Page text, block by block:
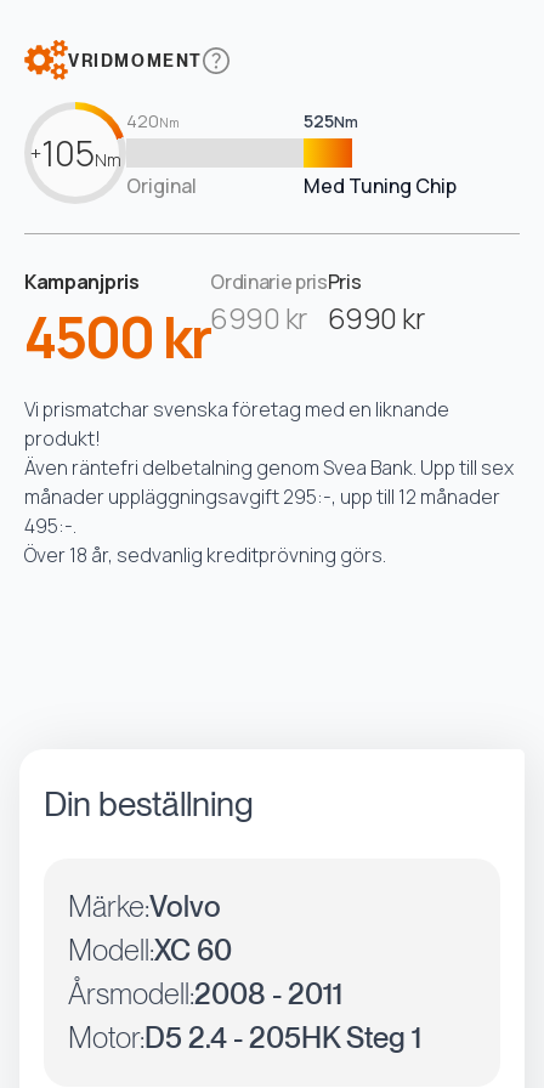
VRIDMOMENT
+105Nm
420Nm 525Nm
Original Med Tuning Chip
Kampanjpris
4500 kr
Ordinarie pris
6990 kr
Pris
6990 kr
Vi prismatchar svenska företag med en liknande
produkt!
Även räntefri delbetalning genom Svea Bank. Upp till sex
månader uppläggningsavgift 295:-, upp till 12 månader
495:-.
Över 18 år, sedvanlig kreditprövning görs.
Din beställning
Märke:Volvo
Modell:XC 60
Årsmodell:2008 - 2011
Motor:D5 2.4 - 205HK Steg 1